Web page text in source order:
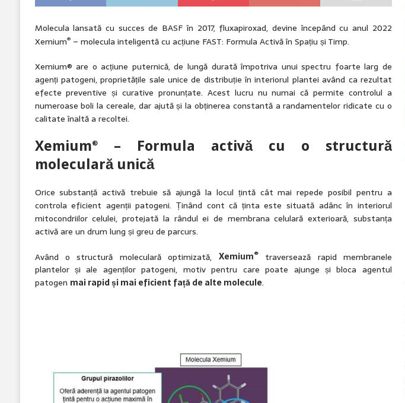
Molecula lansată cu succes de BASF în 2017, fluxapiroxad, devine începând cu anul 2022
Xemium®– molecula inteligentă cu acțiune FAST: Formula Activă în Spațiu și Timp.
Xemium® are o acțiune puternică, de lungă durată împotriva unui spectru foarte larg de
agenți patogeni, proprietățile sale unice de distribuție în interiorul plantei având ca rezultat
efecte preventive și curative pronunțate. Acest lucru nu numai că permite controlul a
numeroase boli la cereale, dar ajută și la obținerea constantă a randamentelor ridicate cu o
calitate înaltă a recoltei.
Xemium®– Formula activă cu o structură
moleculară unică
Orice substanță activă trebuie să ajungă la locul țintă cât mai repede posibil pentru a
controla eficient agenții patogeni. Ținând cont că ținta este situată adânc în interiorul
mitocondriilor celulei, protejată la rândul ei de membrana celulară exterioară, substanța
activă are un drum lung și greu de parcurs.
Având o structură moleculară optimizată, Xemium®traversează rapid membranele
plantelor și ale agenților patogeni, motiv pentru care poate ajunge și bloca agentul
patogen mai rapid și mai eficient față de alte molecule.